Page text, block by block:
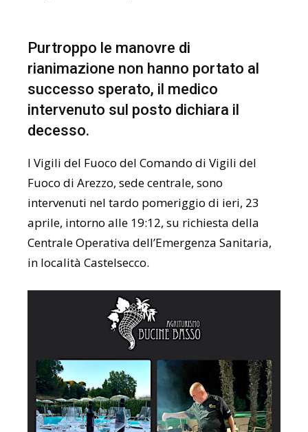
Purtroppo le manovre di
rianimazione non hanno portato al
successo sperato, il medico
intervenuto sul posto dichiara il
decesso.
I Vigili del Fuoco del Comando di Vigili del
Fuoco di Arezzo, sede centrale, sono
intervenuti nel tardo pomeriggio di ieri, 23
aprile, intorno alle 19:12, su richiesta della
Centrale Operativa dell’Emergenza Sanitaria,
in località Castelsecco.